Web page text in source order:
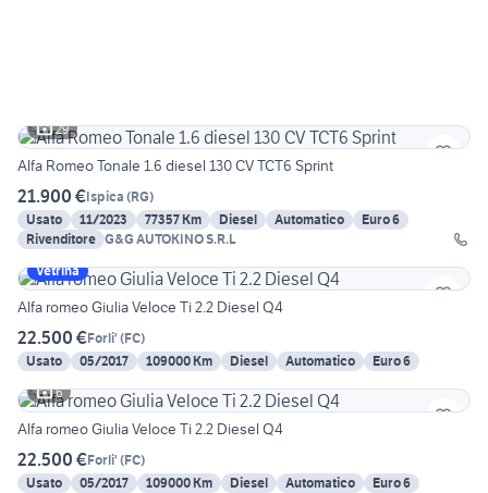
29
Alfa Romeo Tonale 1.6 diesel 130 CV TCT6 Sprint
21.900 €Ispica (RG)
Usato
11/2023 77357 Km Diesel Automatico
Euro 6
Rivenditore G&G AUTOKINO S.R.L
Vetrina
Alfa romeo Giulia Veloce Ti 2.2 Diesel Q4
22.500 €Forli' (FC)
Usato
05/2017 109000 Km Diesel Automatico
Euro 6
6
Alfa romeo Giulia Veloce Ti 2.2 Diesel Q4
22.500 €Forli' (FC)
Usato
05/2017 109000 Km Diesel Automatico
Euro 6